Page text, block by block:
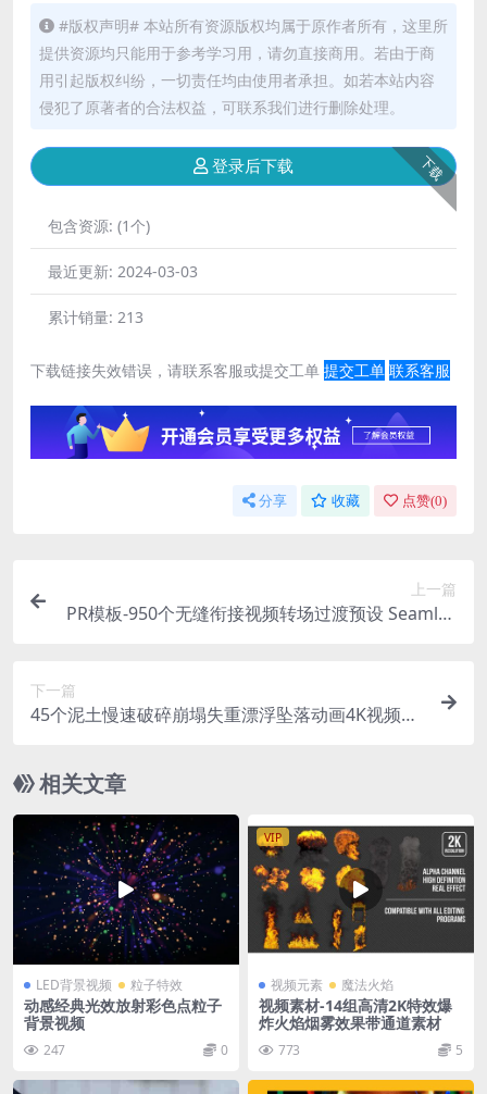
#版权声明# 本站所有资源版权均属于原作者所有，这里所
提供资源均只能用于参考学习用，请勿直接商用。若由于商
用引起版权纠纷，一切责任均由使用者承担。如若本站内容
侵犯了原著者的合法权益，可联系我们进行删除处理。
下载
登录后下载
包含资源: (1个)
最近更新: 2024-03-03
累计销量: 213
下载链接失效错误，请联系客服或提交工单 提交工单 联系客服
分享 收藏 点赞(0)
上一篇
PR模板-950个无缝衔接视频转场过渡预设 Seamles
下一篇
45个泥土慢速破碎崩塌失重漂浮坠落动画4K视频素
相关文章
LED背景视频 粒子特效
动感经典光效放射彩色点粒子
背景视频
247 0
VIP
视频元素 魔法火焰
视频素材-14组高清2K特效爆
炸火焰烟雾效果带通道素材
773 5